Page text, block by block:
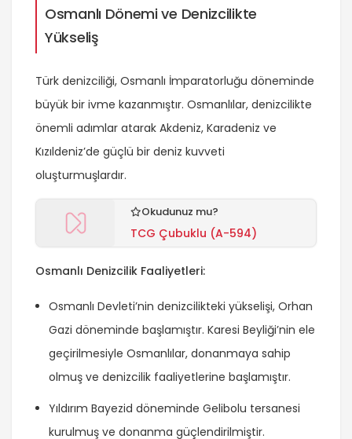
Osmanlı Dönemi ve Denizcilikte
Yükseliş
Türk denizciliği, Osmanlı İmparatorluğu döneminde
büyük bir ivme kazanmıştır. Osmanlılar, denizcilikte
önemli adımlar atarak Akdeniz, Karadeniz ve
Kızıldeniz’de güçlü bir deniz kuvveti
oluşturmuşlardır.
Okudunuz mu?
TCG Çubuklu (A-594)
Osmanlı Denizcilik Faaliyetleri:
Osmanlı Devleti’nin denizcilikteki yükselişi, Orhan
Gazi döneminde başlamıştır. Karesi Beyliği’nin ele
geçirilmesiyle Osmanlılar, donanmaya sahip
olmuş ve denizcilik faaliyetlerine başlamıştır.
Yıldırım Bayezid döneminde Gelibolu tersanesi
kurulmuş ve donanma güçlendirilmiştir.